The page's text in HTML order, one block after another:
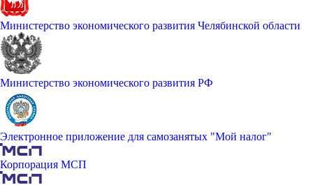
Министерство экономического развития Челябинской области
Министерство экономического развития РФ
Электронное приложение для самозанятых "Мой налог"
Корпорация МСП